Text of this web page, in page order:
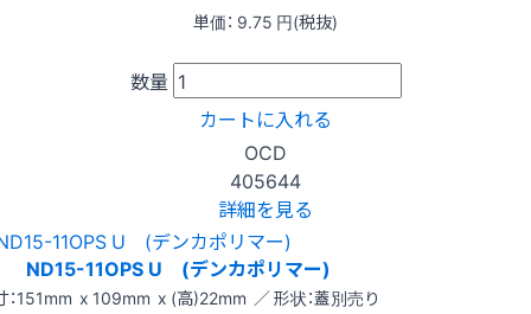
単価： 9.75 円(税抜)
数量
カートに入れる
OCD
405644
詳細を見る
ND15-11OPS U (デンカポリマー)
：151mm x 109mm x (高)22mm ／ 形状：蓋別売り